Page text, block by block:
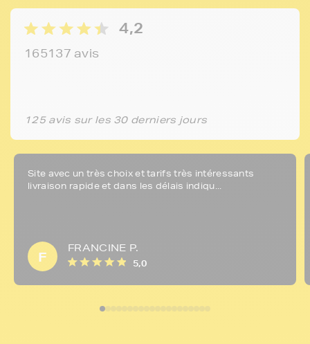
4,2
165137 avis
125 avis sur les 30 derniers jours
Site avec un très choix et tarifs très intéressants
livraison rapide et dans les délais indiqu...
F
FRANCINE P.
5,0